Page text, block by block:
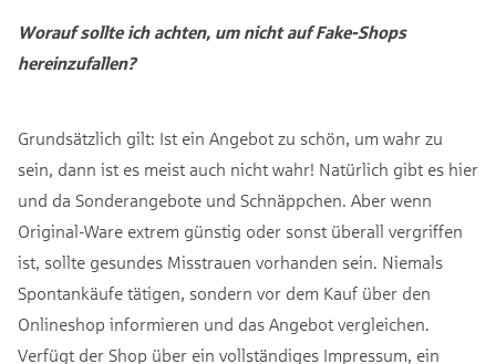
Worauf sollte ich achten, um nicht auf Fake-Shops
hereinzufallen?
Grundsätzlich gilt: Ist ein Angebot zu schön, um wahr zu
sein, dann ist es meist auch nicht wahr! Natürlich gibt es hier
und da Sonderangebote und Schnäppchen. Aber wenn
Original-Ware extrem günstig oder sonst überall vergriffen
ist, sollte gesundes Misstrauen vorhanden sein. Niemals
Spontankäufe tätigen, sondern vor dem Kauf über den
Onlineshop informieren und das Angebot vergleichen.
Verfügt der Shop über ein vollständiges Impressum, ein